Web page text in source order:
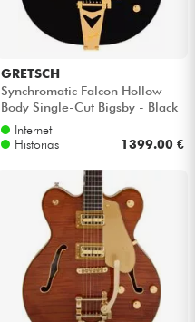
GRETSCH
Synchromatic Falcon Hollow
Body Single-Cut Bigsby - Black
Internet
Historias
1399.00 €